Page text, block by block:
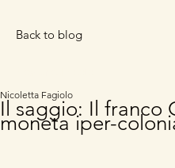
Back to blog
Il saggio: Il franco
moneta iper-
Nicoletta Fagiolo